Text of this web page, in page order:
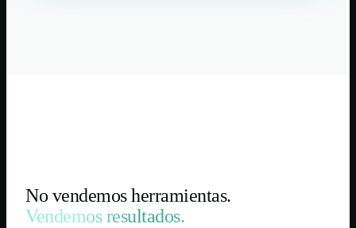
No vendemos herramientas.
Vendemos resultados.